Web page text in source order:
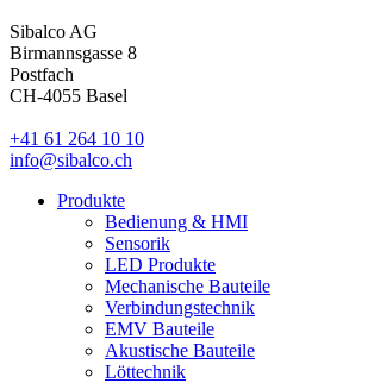
Sibalco AG
Birmannsgasse 8
Postfach
CH-4055 Basel
+41 61 264 10 10
info@sibalco.ch
Produkte
Bedienung & HMI
Sensorik
LED Produkte
Mechanische Bauteile
Verbindungstechnik
EMV Bauteile
Akustische Bauteile
Löttechnik